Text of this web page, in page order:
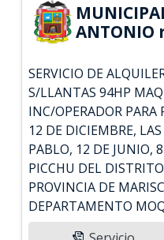
ANTONIO
SERVICIO DE
S/LLANTAS 94HP
INC/OPERADOR
12 DE DICIEMBRE,
PABLO, 12 DE JUNIO,
PICCHU DEL
PROVINCIA DE
DEPARTAMENTO